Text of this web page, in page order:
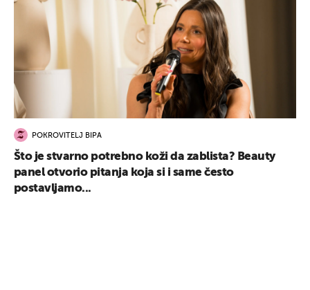
POKROVITELJ BIPA
Što je stvarno potrebno koži da zablista? Beauty
panel otvorio pitanja koja si i same često
postavljamo...